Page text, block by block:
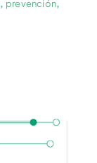
, prevención,